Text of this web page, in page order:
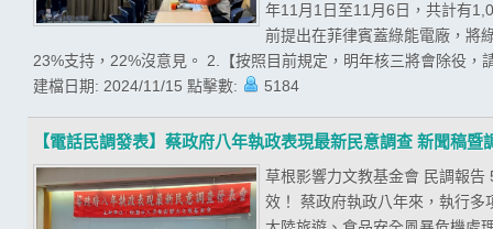
年11月1日至11月6日，共計有
前提出在菲律賓蓋綠能電廠，將
23%支持，22%沒意見。 2.【按照目前規定，明年核三將會除役
建檔日期: 2024/11/15 點擊數: 5184
【電話民調發表】蔡政府八年執政表現最新民意調查 新聞稿暨
草根影響力文教基金會 民調報
效！ 蔡政府執政八年來，執行